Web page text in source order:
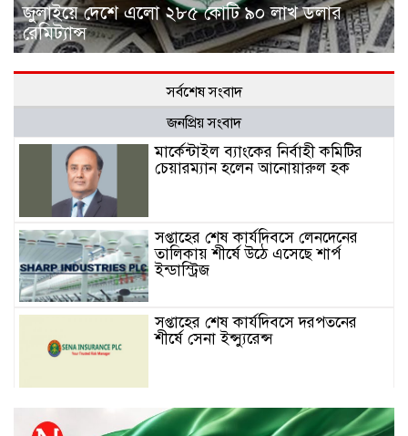
জুলাইয়ে দেশে এলো ২৮৫ কোটি ৯০ লাখ ডলার
রেমিট্যান্স
সর্বশেষ সংবাদ
জনপ্রিয় সংবাদ
মার্কেন্টাইল ব্যাংকের নির্বাহী কমিটির
চেয়ারম্যান হলেন আনোয়ারুল হক
সপ্তাহের শেষ কার্যদিবসে লেনদেনের
তালিকায় শীর্ষে উঠে এসেছে শার্প
ইন্ডাস্ট্রিজ
সপ্তাহের শেষ কার্যদিবসে দরপতনের
শীর্ষে সেনা ইন্স্যুরেন্স
সপ্তাহের শেষ কার্যদিবসে দরবৃদ্ধির শীর্ষে
নিটল ইন্স্যুরেন্স